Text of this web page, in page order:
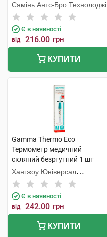
Сямінь Антс-Бро Технолоджі
Є в наявності
від 216.00 грн
КУПИТИ
Gamma Thermo Eco
Термометр медичний
скляний безртутний 1 шт
Хангжоу Юніверсал
Електронік
Є в наявності
від 242.00 грн
КУПИТИ